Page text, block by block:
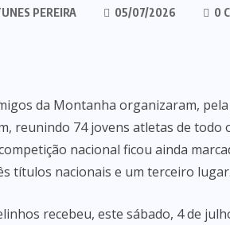
PEREIRA 05/07/2026 0
da Montanha organizaram,
reunindo 74 jovens atletas de todo
nacional ficou ainda
títulos nacionais e um terceiro lugar.
recebeu, este sábado, 4 de